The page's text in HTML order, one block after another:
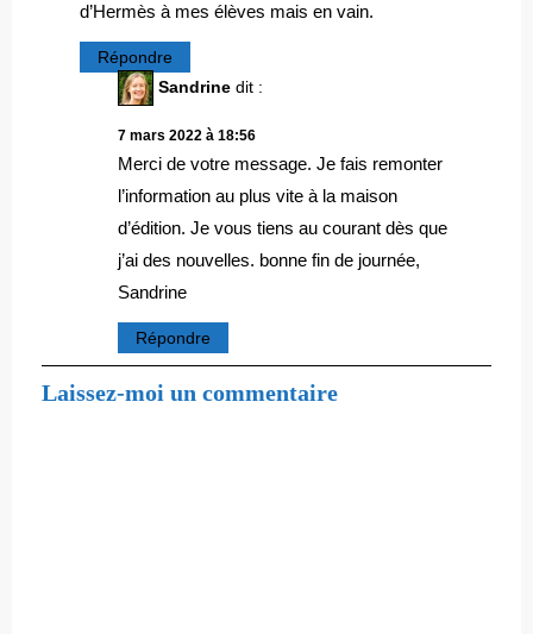
d’Hermès à mes élèves mais en vain.
Répondre
Sandrine dit :
7 mars 2022 à 18:56
Merci de votre message. Je fais remonter
l’information au plus vite à la maison
d’édition. Je vous tiens au courant dès que
j’ai des nouvelles. bonne fin de journée,
Sandrine
Répondre
Laissez-moi un commentaire